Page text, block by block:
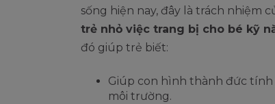
sống hiện nay, đây là trách nhiệm
trẻ nhỏ việc trang bị cho bé kỹ
đó giúp trẻ biết:
Giúp con hình thành đức tính
môi trường.